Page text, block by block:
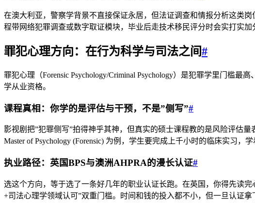
在澳大利亚，警察学背景不直接保证永居，但法证调查和情报分析这类
程带网络犯罪调查或数字取证模块，毕业后走技术移民评分时会实打实加
罪犯心理方向：在行为科学与司法之间 #
罪犯心理（Forensic Psychology/Criminal Psychology）是犯罪学里门槛
学从业资格。
课程真相：你学的是评估与干预，不是”侧写”#
影视剧把”犯罪侧写”拍得神乎其神，但真实的硕士课程教的是风险评估
Master of Psychology (Forensic) 为例，学生要完成上千小时的临床实习
执业路径：英国BPS与澳洲AHPRA的漫长认证#
选这个方向，等于选了一条好几年的职业认证长跑。在英国，你得先读
+司法心理学领域认可”双重门槛。时间和钱的投入都不小，但一旦认证